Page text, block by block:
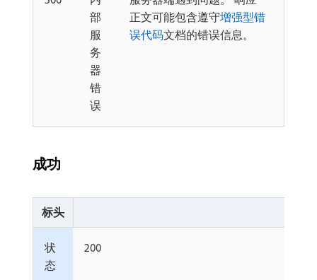
部
服
务
器
错
误
正文可能包含遵守增强型错
误代码文档的错误信息。
成功
标头
状
态
200